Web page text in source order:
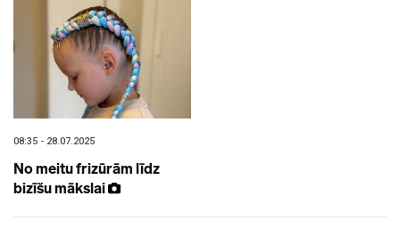
08:35 - 28.07.2025
No meitu frizūrām līdz
bizīšu mākslai